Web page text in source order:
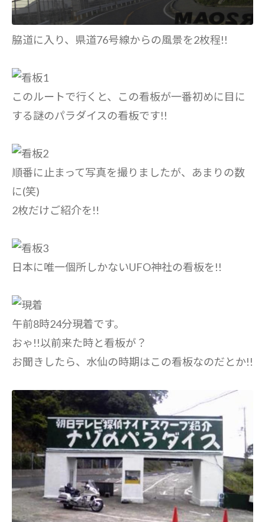
脇道に入り、県道76号線からの風景を2枚程!!
このルートで行くと、この看板が一番初めに目に
する謎のパラダイスの看板です!!
順番に止まって写真を撮りましたが、あまりの数
に(笑)
2枚だけご紹介を!!
日本に唯一個所しかないUFO神社の看板を!!
午前8時24分現着です。
おゃ!!以前来た時と看板が？
お聞きしたら、水仙の時期はこの看板なのだとか!!